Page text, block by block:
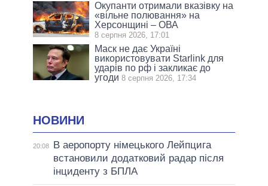
Окупанти отримали вказівку на
«вільне полювання» на
Херсонщині – ОВА
8 серпня 2026, 17:01
Маск не дає Україні
використовувати Starlink для
ударів по рф і закликає до
угоди 8 серпня 2026, 17:34
НОВИНИ
20:08
В аеропорту німецького Лейпцига
встановили додатковий радар після
інциденту з БПЛА